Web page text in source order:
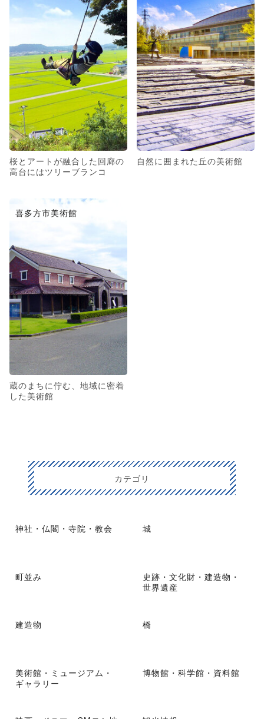
桜とアートが融合した回廊の
高台にはツリーブランコ
自然に囲まれた丘の美術館
喜多方市美術館
蔵のまちに佇む、地域に密着
した美術館
カテゴリ
神社・仏閣・寺院・教会 城
町並み
史跡・文化財・建造物・
世界遺産
建造物 橋
美術館・ミュージアム・
ギャラリー
博物館・科学館・資料館